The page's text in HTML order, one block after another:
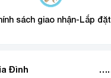
sách giao nhận-Lắp đặt
Đình